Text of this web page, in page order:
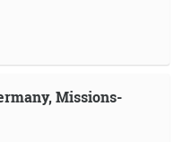
Missions-